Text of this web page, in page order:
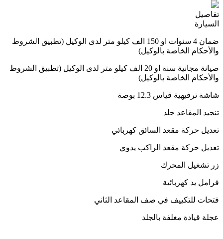
تفاصيل
السيارة
ضمان 4 سنوات او 150 الف كيلو متر لدى الوكيل (تطبيق الشروط
والأحكام الخاصة بالوكيل)
صيانة مجانية سنة او 20 الف كيلو متر لدى الوكيل (تطبيق الشروط
والأحكام الخاصة بالوكيل)
شاشة ترفيهية قياس 12.3 بوصة
تنجيد المقاعد جلد
تعديل حركة مقعد السائق كهربائي
تعديل حركة مقعد الراكب يدوي
زر تشغيل المحرك
فرامل يد كهربائية
فتحات للتكييف في صف المقاعد الثاني
عجلة قيادة مغلفة بالجلد